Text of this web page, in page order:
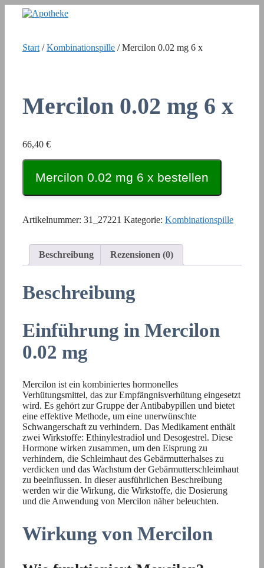
Inhalt
Start /Kombinationspille / Mercilon 0.02 mg 6 x
Mercilon 0.02 mg 6 x
66,40 €
Mercilon 0.02 mg 6 x bestellen
Artikelnummer: 31_27221 Kategorie: Kombinationspille
Beschreibung Rezensionen (0)
Beschreibung
Einführung in Mercilon
0.02 mg
Mercilon ist ein kombiniertes hormonelles
Verhütungsmittel, das zur Empfängnisverhütung eingesetzt
wird. Es gehört zur Gruppe der Antibabypillen und bietet
eine effektive Methode, um eine unerwünschte
Schwangerschaft zu verhindern. Das Medikament enthält
zwei Wirkstoffe: Ethinylestradiol und Desogestrel. Diese
Hormone wirken zusammen, um den Eisprung zu
verhindern, die Schleimhaut des Gebärmutterhalses zu
verdicken und das Wachstum der Gebärmutterschleimhaut
zu beeinflussen. In dieser ausführlichen Beschreibung
werden wir die Wirkung, die Wirkstoffe, die Dosierung
und die Anwendung von Mercilon näher beleuchten.
Wirkung von Mercilon